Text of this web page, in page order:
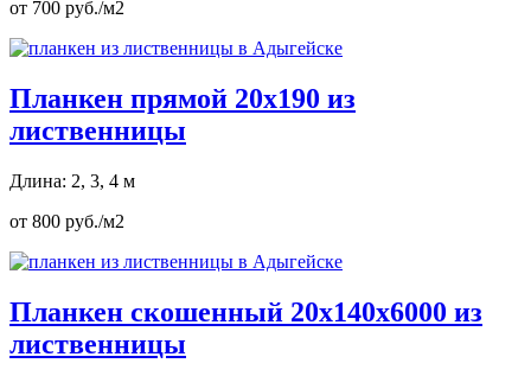
от 700 руб./м2
Планкен прямой 20х190 из
лиственницы
Длина: 2, 3, 4 м
от 800 руб./м2
Планкен скошенный 20х140х6000 из
лиственницы